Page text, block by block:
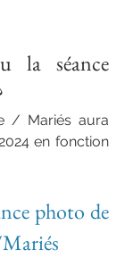
la séance
/ Mariés aura
en fonction
photo de